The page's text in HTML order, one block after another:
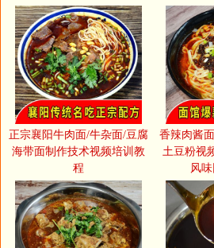
正宗襄阳牛肉面/牛杂面/豆腐
海带面制作技术视频培训教
程
香辣肉酱
土豆粉视
风味